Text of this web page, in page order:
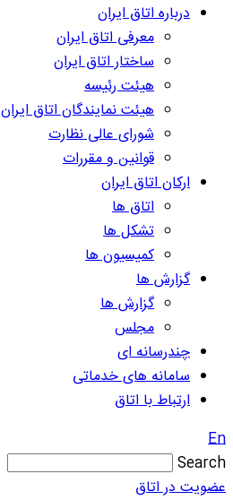
درباره اتاق ایران
معرفی اتاق ایران
ساختار اتاق ایران
هیئت رئیسه
هیئت نمایندگان اتاق ایران
شورای عالی نظارت
قوانین و مقررات
ارکان اتاق ایران
اتاق ها
تشکل ها
کمیسیون ها
گزارش ها
گزارش ها
مجلس
چندرسانه ای
سامانه های خدماتی
ارتباط با اتاق
En
Search
عضویت در اتاق